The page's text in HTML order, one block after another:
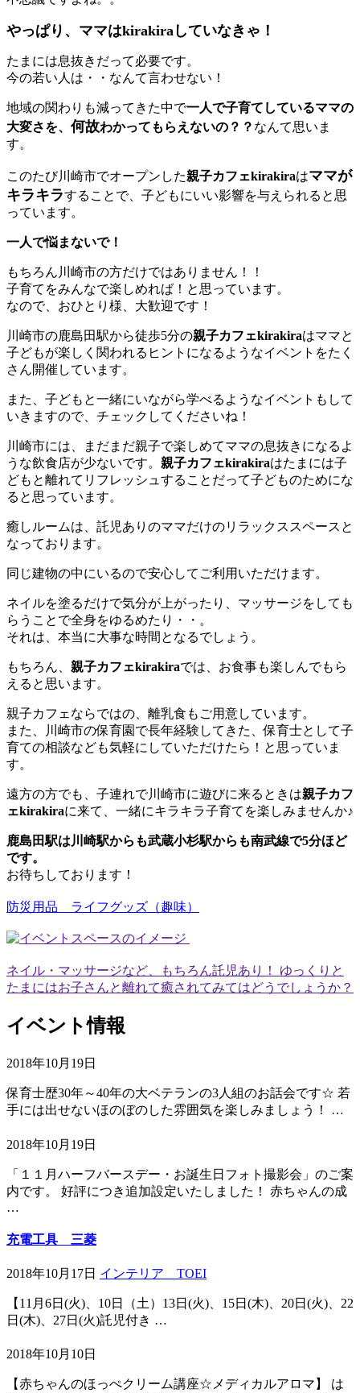
やっぱり、ママはkirakiraしていなきゃ！
たまには息抜きだって必要です。
今の若い人は・・なんて言わせない！
地域の関わりも減ってきた中で一人で子育てしているママの
大変さを、 何故わかってもらえないの？？ なんて思いま
す。
このたび川崎市でオープンした親子カフェkirakiraはママが
キラキラすることで、子どもにいい影響を与えられると思
っています。
一人で悩まないで！
もちろん川崎市の方だけではありません！！
子育てをみんなで楽しめれば！と思っています。
なので、おひとり様、大歓迎です！
川崎市の鹿島田駅から徒歩5分の親子カフェkirakiraはママと
子どもが楽しく関われるヒントになるようなイベントをたく
さん開催しています。
また、子どもと一緒にいながら学べるようなイベントもして
いきますので、チェックしてくださいね！
川崎市には、まだまだ親子で楽しめてママの息抜きになるよ
うな飲食店が少ないです。 親子カフェkirakiraはたまには子
どもと離れてリフレッシュすることだって子どものためにな
ると思っています。
癒しルームは、託児ありのママだけのリラックススペースと
なっております。
同じ建物の中にいるので安心してご利用いただけます。
ネイルを塗るだけで気分が上がったり、マッサージをしても
らうことで全身をゆるめたり・・。
それは、本当に大事な時間となるでしょう。
もちろん、 親子カフェkirakiraでは、お食事も楽しんでもら
えると思います。
親子カフェならではの、離乳食もご用意しています。
また、川崎市の保育園で長年経験してきた、保育士として子
育ての相談なども気軽にしていただけたら！と思っていま
す。
遠方の方でも、子連れで川崎市に遊びに来るときは親子カフ
ェkirakiraに来て、一緒にキラキラ子育てを楽しみませんか♪
鹿島田駅は川崎駅からも武蔵小杉駅からも南武線で5分ほど
です。
お待ちしております！
防災用品 ライフグッズ（趣味）
ネイル・マッサージなど、もちろん託児あり！ ゆっくりと
たまにはお子さんと離れて癒されてみてはどうでしょうか？
イベント情報
2018年10月19日
保育士歴30年～40年の大ベテランの3人組のお話会です☆ 若
手には出せないほのぼのした雰囲気を楽しみましょう！ …
2018年10月19日
「１１月ハーフバースデー・お誕生日フォト撮影会」のご案
内です。 好評につき追加設定いたしました！ 赤ちゃんの成
…
充電工具 三菱
2018年10月17日 インテリア TOEI
【11月6日(火)、10日（土）13日(火)、15日(木)、20日(火)、22
日(木)、27日(火)託児付き …
2018年10月10日
【赤ちゃんのほっぺクリーム講座☆メディカルアロマ】 は